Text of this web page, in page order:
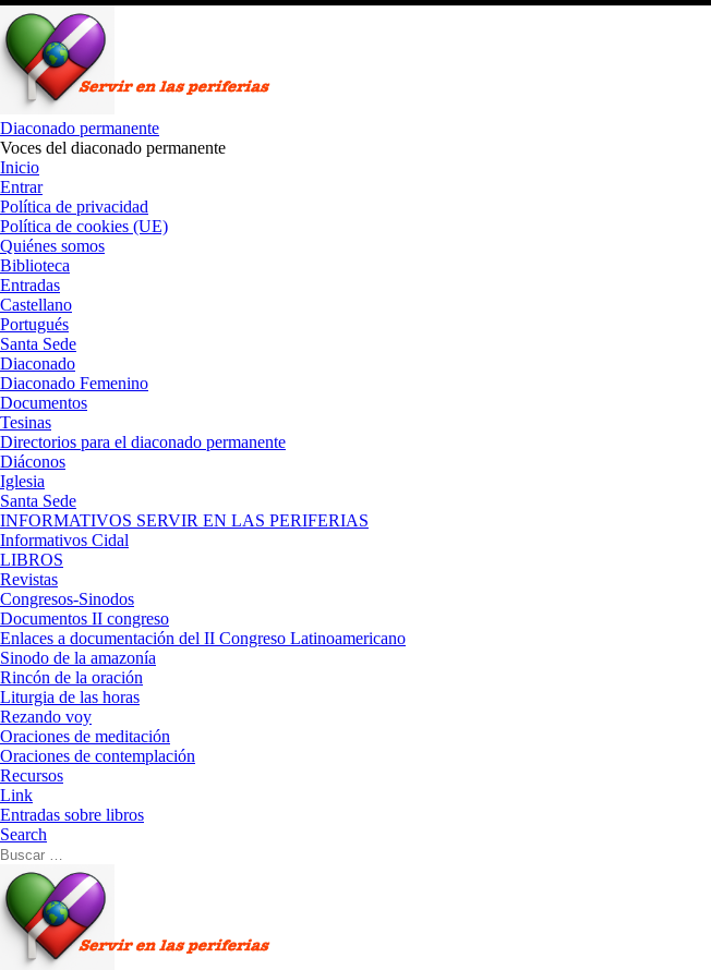
Saltar
al
contenido
Diaconado permanente
Voces del diaconado permanente
Inicio
Entrar
Política de privacidad
Política de cookies (UE)
Quiénes somos
Biblioteca
Entradas
Castellano
Portugués
Santa Sede
Diaconado
Diaconado Femenino
Documentos
Tesinas
Directorios para el diaconado permanente
Diáconos
Iglesia
Santa Sede
INFORMATIVOS SERVIR EN LAS PERIFERIAS
Informativos Cidal
LIBROS
Revistas
Congresos-Sinodos
Documentos II congreso
Enlaces a documentación del II Congreso Latinoamericano
Sinodo de la amazonía
Rincón de la oración
Liturgia de las horas
Rezando voy
Oraciones de meditación
Oraciones de contemplación
Recursos
Link
Entradas sobre libros
Search
Buscar